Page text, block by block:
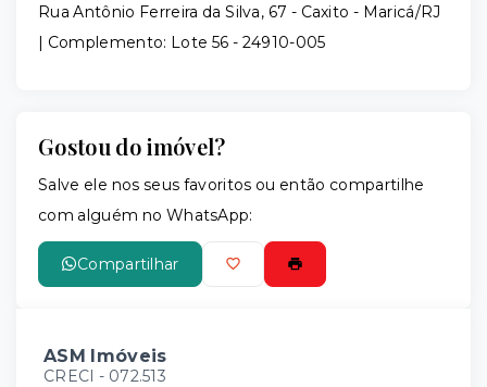
Rua Antônio Ferreira da Silva, 67 - Caxito - Maricá/RJ
| Complemento: Lote 56 - 24910-005
Gostou do imóvel?
Salve ele nos seus favoritos ou então compartilhe
com alguém no WhatsApp:
Compartilhar
ASM Imóveis
CRECI - 072.513